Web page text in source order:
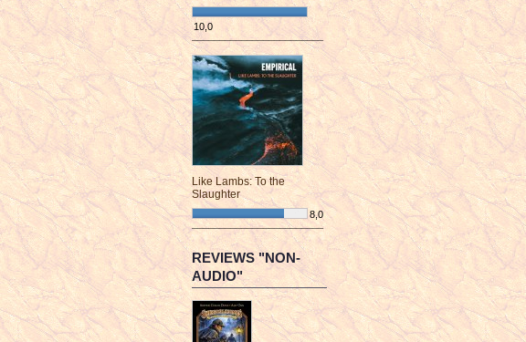
10,0
¯¯¯¯¯¯¯¯¯¯¯¯¯¯¯¯¯¯¯¯¯¯¯¯
Like Lambs: To the
Slaughter
8,0
¯¯¯¯¯¯¯¯¯¯¯¯¯¯¯¯¯¯¯¯¯¯¯¯
REVIEWS "NON-
AUDIO"